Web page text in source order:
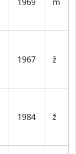
1967 ž
1984 ž